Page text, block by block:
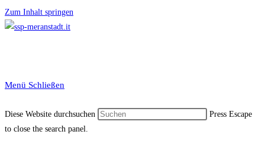
Zum Inhalt springen
Menü Schließen
Diese Website durchsuchen
Press Escape
to close the search panel.